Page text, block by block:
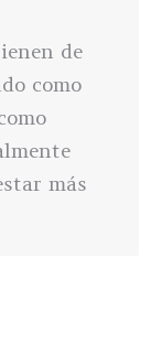
de
como
más